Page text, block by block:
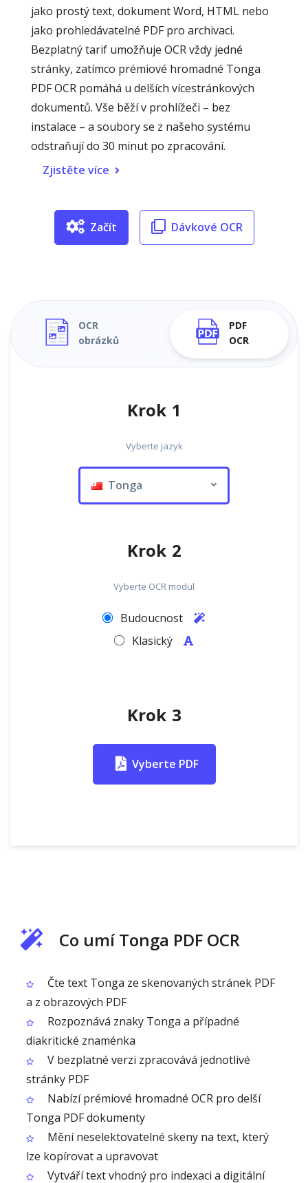
jako prostý text, dokument Word, HTML nebo
jako prohledávatelné PDF pro archivaci.
Bezplatný tarif umožňuje OCR vždy jedné
stránky, zatímco prémiové hromadné Tonga
PDF OCR pomáhá u delších vícestránkových
dokumentů. Vše běží v prohlížeči – bez
instalace – a soubory se z našeho systému
odstraňují do 30 minut po zpracování.
Zjistěte více
Začít Dávkové OCR
OCR
obrázků
PDF
OCR
Krok 1
Vyberte jazyk
Tonga
Krok 2
Vyberte OCR modul
Budoucnost
Klasický
Krok 3
Vyberte PDF
Co umí Tonga PDF OCR
Čte text Tonga ze skenovaných stránek PDF
a z obrazových PDF
Rozpoznává znaky Tonga a případné
diakritické znaménka
V bezplatné verzi zpracovává jednotlivé
stránky PDF
Nabízí prémiové hromadné OCR pro delší
Tonga PDF dokumenty
Mění neselektovatelné skeny na text, který
lze kopírovat a upravovat
Vytváří text vhodný pro indexaci a digitální